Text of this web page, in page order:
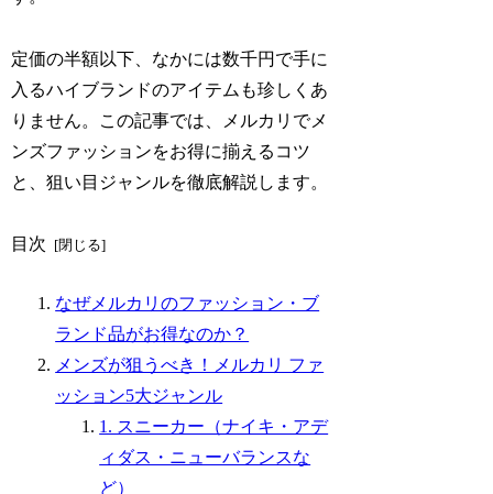
定価の半額以下、なかには数千円で手に
入るハイブランドのアイテムも珍しくあ
りません。この記事では、メルカリでメ
ンズファッションをお得に揃えるコツ
と、狙い目ジャンルを徹底解説します。
目次
なぜメルカリのファッション・ブ
ランド品がお得なのか？
メンズが狙うべき！メルカリ ファ
ッション5大ジャンル
1. スニーカー（ナイキ・アデ
ィダス・ニューバランスな
ど）